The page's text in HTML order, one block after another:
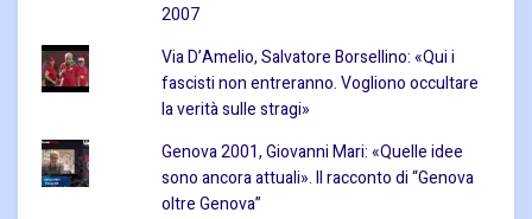
2007
Via D’Amelio, Salvatore Borsellino: «Qui i
fascisti non entreranno. Vogliono occultare
la verità sulle stragi»
Genova 2001, Giovanni Mari: «Quelle idee
sono ancora attuali». Il racconto di “Genova
oltre Genova”